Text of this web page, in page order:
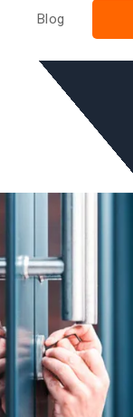
Blog